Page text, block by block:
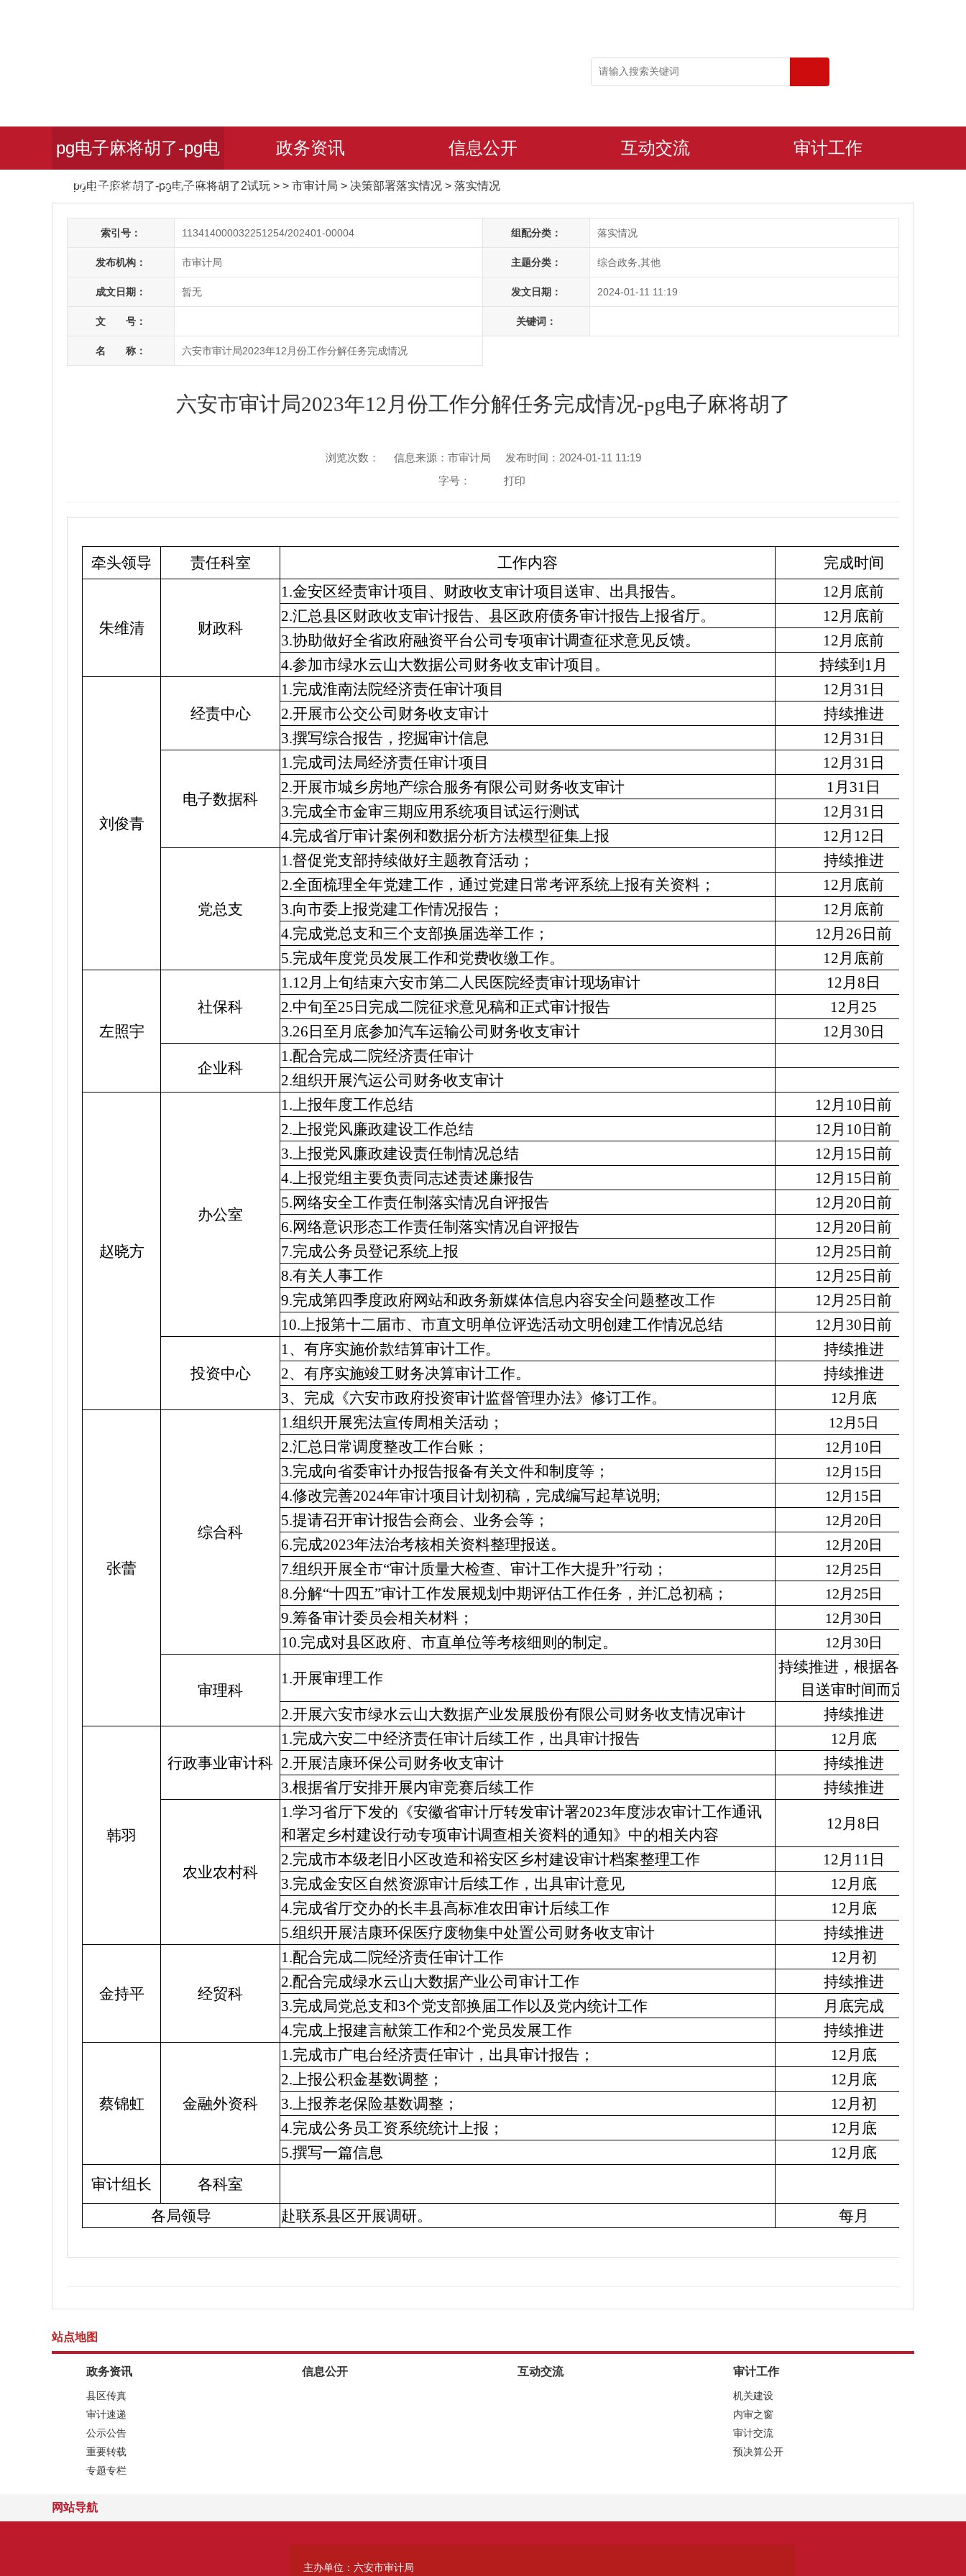
pg电子麻将胡了-pg电
子麻将胡了2试玩
政务资讯 信息公开 互动交流 审计工作
pg电子麻将胡了-pg电子麻将胡了2试玩 > > 市审计局 > 决策部署落实情况 > 落实情况
索引号： 113414000032251254/202401-00004 组配分类： 落实情况
发布机构： 市审计局 主题分类： 综合政务,其他
成文日期： 暂无 发文日期： 2024-01-11 11:19
文 号： 关键词：
名 称： 六安市审计局2023年12月份工作分解任务完成情况
六安市审计局2023年12月份工作分解任务完成情况-pg电子麻将胡了
浏览次数： 信息来源：市审计局
发布时间：2024-01-11 11:19
字号：
打印
牵头领导 责任科室 工作内容 完成时间
朱维清 财政科
1.金安区经责审计项目、财政收支审计项目送审、出具报告。
12月底前
2.汇总县区财政收支审计报告、县区政府债务审计报告上报省厅。
12月底前
3.协助做好全省政府融资平台公司专项审计调查征求意见反馈。
12月底前
4.参加市绿水云山大数据公司财务收支审计项目。
持续到1月
刘俊青
经责中心
1.完成淮南法院经济责任审计项目
12月31日
2.开展市公交公司财务收支审计
持续推进
3.撰写综合报告，挖掘审计信息
12月31日
电子数据科
1.完成司法局经济责任审计项目
12月31日
2.开展市城乡房地产综合服务有限公司财务收支审计
1月31日
3.完成全市金审三期应用系统项目试运行测试
12月31日
4.完成省厅审计案例和数据分析方法模型征集上报
12月12日
党总支
1.督促党支部持续做好主题教育活动；
持续推进
2.全面梳理全年党建工作，通过党建日常考评系统上报有关资料；
12月底前
3.向市委上报党建工作情况报告；
12月底前
4.完成党总支和三个支部换届选举工作；
12月26日前
5.完成年度党员发展工作和党费收缴工作。
12月底前
左照宇
社保科
1.12月上旬结束六安市第二人民医院经责审计现场审计
12月8日
2.中旬至25日完成二院征求意见稿和正式审计报告
12月25
3.26日至月底参加汽车运输公司财务收支审计
12月30日
企业科
1.配合完成二院经济责任审计
2.组织开展汽运公司财务收支审计
赵晓方
办公室
1.上报年度工作总结
12月10日前
2.上报党风廉政建设工作总结
12月10日前
3.上报党风廉政建设责任制情况总结
12月15日前
4.上报党组主要负责同志述责述廉报告
12月15日前
5.网络安全工作责任制落实情况自评报告
12月20日前
6.网络意识形态工作责任制落实情况自评报告
12月20日前
7.完成公务员登记系统上报
12月25日前
8.有关人事工作
12月25日前
9.完成第四季度政府网站和政务新媒体信息内容安全问题整改工作
12月25日前
10.上报第十二届市、市直文明单位评选活动文明创建工作情况总结
12月30日前
投资中心
1、有序实施价款结算审计工作。
持续推进
2、有序实施竣工财务决算审计工作。
持续推进
3、完成《六安市政府投资审计监督管理办法》修订工作。
12月底
张蕾
综合科
1.组织开展宪法宣传周相关活动； 12月5日
2.汇总日常调度整改工作台账； 12月10日
3.完成向省委审计办报告报备有关文件和制度等； 12月15日
4.修改完善2024年审计项目计划初稿，完成编写起草说明; 12月15日
5.提请召开审计报告会商会、业务会等； 12月20日
6.完成2023年法治考核相关资料整理报送。 12月20日
7.组织开展全市“审计质量大检查、审计工作大提升”行动； 12月25日
8.分解“十四五”审计工作发展规划中期评估工作任务，并汇总初稿； 12月25日
9.筹备审计委员会相关材料； 12月30日
10.完成对县区政府、市直单位等考核细则的制定。 12月30日
审理科
1.开展审理工作
持续推进，根据各个项
目送审时间而定
2.开展六安市绿水云山大数据产业发展股份有限公司财务收支情况审计
持续推进
韩羽
行政事业审计科
1.完成六安二中经济责任审计后续工作，出具审计报告
12月底
2.开展洁康环保公司财务收支审计
持续推进
3.根据省厅安排开展内审竞赛后续工作
持续推进
农业农村科
1.学习省厅下发的《安徽省审计厅转发审计署2023年度涉农审计工作通讯
和署定乡村建设行动专项审计调查相关资料的通知》中的相关内容
12月8日
2.完成市本级老旧小区改造和裕安区乡村建设审计档案整理工作
12月11日
3.完成金安区自然资源审计后续工作，出具审计意见
12月底
4.完成省厅交办的长丰县高标准农田审计后续工作
12月底
5.组织开展洁康环保医疗废物集中处置公司财务收支审计
持续推进
金持平 经贸科
1.配合完成二院经济责任审计工作
12月初
2.配合完成绿水云山大数据产业公司审计工作
持续推进
3.完成局党总支和3个党支部换届工作以及党内统计工作
月底完成
4.完成上报建言献策工作和2个党员发展工作
持续推进
蔡锦虹 金融外资科
1.完成市广电台经济责任审计，出具审计报告；
12月底
2.上报公积金基数调整；
12月底
3.上报养老保险基数调整；
12月初
4.完成公务员工资系统统计上报；
12月底
5.撰写一篇信息
12月底
审计组长
各科室
各局领导
赴联系县区开展调研。 每月
站点地图
政务资讯
县区传真
审计速递
公示公告
重要转载
专题专栏
信息公开 互动交流 审计工作
机关建设
内审之窗
审计交流
预决算公开
网站导航
主办单位：六安市审计局